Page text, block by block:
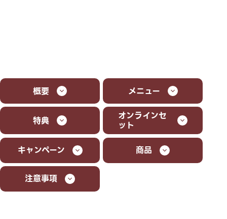
概要 メニュー
特典 オンラインセ
ット
キャンペーン
商品
注意事項